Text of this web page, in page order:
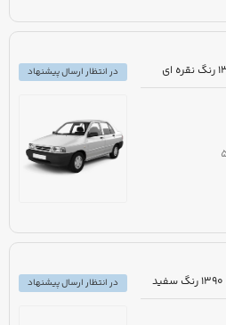
در انتظار ارسال پیشنهاد
در انتظار ارسال پیشنهاد